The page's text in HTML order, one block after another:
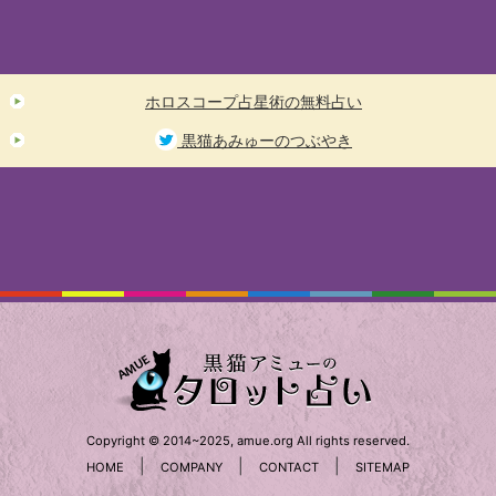
ホロスコープ占星術の無料占い
黒猫あみゅーのつぶやき
Copyright © 2014~2025, amue.org All rights reserved.
HOME
| COMPANY CONTACT SITEMAP